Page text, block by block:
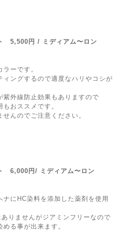
5,500円 / ミディアム〜ロン
ーです。
ィングするので適度なハリやコシが
外線防止効果もありますので
おススメです。
んのでご注意ください。
6,000円/ ミディアム〜ロン
にHC染料を添加した薬剤を使用
りませんがジアミンフリーなので
る事が出来ます。